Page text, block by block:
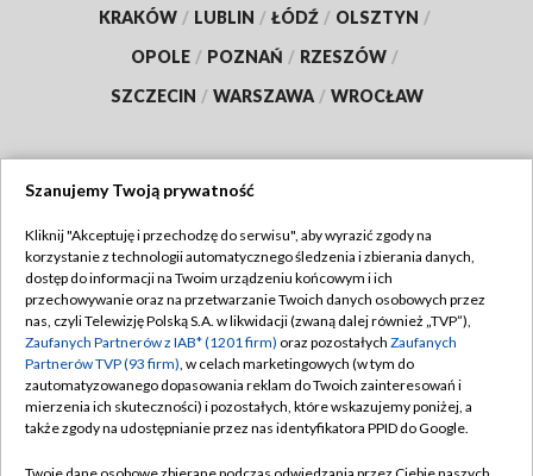
KRAKÓW / LUBLIN / ŁÓDŹ / OLSZTYN /
OPOLE / POZNAŃ / RZESZÓW /
SZCZECIN / WARSZAWA / WROCŁAW
TVP
Abonament TVP
Emisja w TVP
Centrum informacji TVP
Naziemna Telewizja Cyfrowa
Regulamin TVP
Polityka prywatności
Moje zgody
Pomoc
Szanujemy Twoją prywatność
Kliknij "Akceptuję i przechodzę do serwisu", aby wyrazić zgody na
korzystanie z technologii automatycznego śledzenia i zbierania danych,
dostęp do informacji na Twoim urządzeniu końcowym i ich
przechowywanie oraz na przetwarzanie Twoich danych osobowych przez
nas, czyli Telewizję Polską S.A. w likwidacji (zwaną dalej również „TVP”),
Zaufanych Partnerów z IAB* (1201 firm) oraz pozostałych Zaufanych
Partnerów TVP (93 firm), w celach marketingowych (w tym do
zautomatyzowanego dopasowania reklam do Twoich zainteresowań i
mierzenia ich skuteczności) i pozostałych, które wskazujemy poniżej, a
także zgody na udostępnianie przez nas identyfikatora PPID do Google.